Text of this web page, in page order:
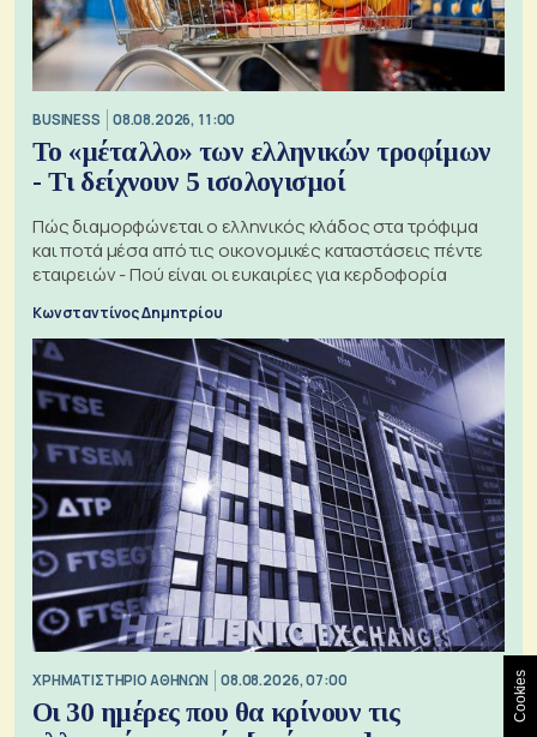
BUSINESS 08.08.2026, 11:00
Το «μέταλλο» των ελληνικών τροφίμων
- Τι δείχνουν 5 ισολογισμοί
Πώς διαμορφώνεται ο ελληνικός κλάδος στα τρόφιμα
και ποτά μέσα από τις οικονομικές καταστάσεις πέντε
εταιρειών - Πού είναι οι ευκαιρίες για κερδοφορία
Κωνσταντίνος Δημητρίου
XΡΗΜΑΤΙΣΤΗΡΙΟ ΑΘΗΝΩΝ 08.08.2026, 07:00
Οι 30 ημέρες που θα κρίνουν τις
Cookies